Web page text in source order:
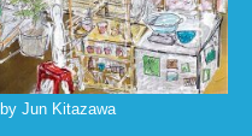
Jun Kitazawa